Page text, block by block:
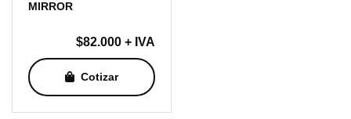
MIRROR
$82.000 + IVA
Cotizar